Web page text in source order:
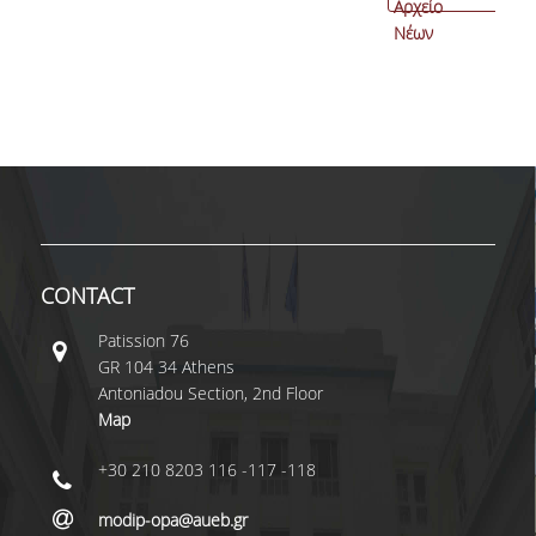
Αρχείο
Νέων
CONTACT
Patissiοn 76
GR 104 34 Athens
Antoniadou Section, 2nd Floor
Map
+30 210 8203 116 -117 -118
modip-opa@aueb.gr